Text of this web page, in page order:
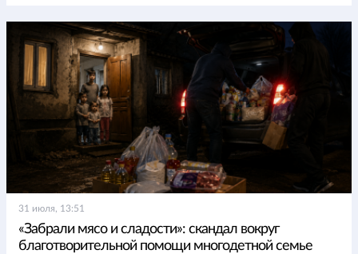
31 июля, 13:51
«Забрали мясо и сладости»: скандал вокруг
благотворительной помощи многодетной семье